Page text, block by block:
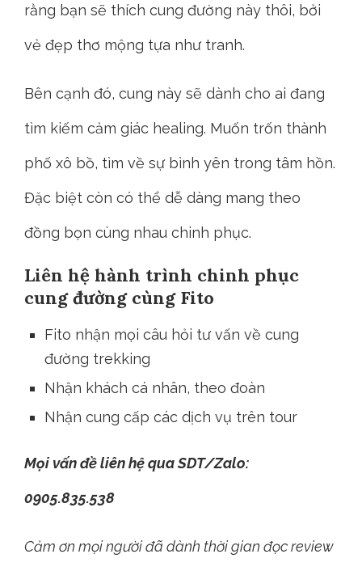
rằng bạn sẽ thích cung đường này thôi, bởi
vẻ đẹp thơ mộng tựa như tranh.
Bên cạnh đó, cung này sẽ dành cho ai đang
tìm kiếm cảm giác healing. Muốn trốn thành
phố xô bồ, tìm về sự bình yên trong tâm hồn.
Đặc biệt còn có thể dễ dàng mang theo
đồng bọn cùng nhau chinh phục.
Liên hệ hành trình chinh phục
cung đường cùng Fito
Fito nhận mọi câu hỏi tư vấn về cung
đường trekking
Nhận khách cá nhân, theo đoàn
Nhận cung cấp các dịch vụ trên tour
Mọi vấn đề liên hệ qua SDT/Zalo:
0905.835.538
Cảm ơn mọi người đã dành thời gian đọc review